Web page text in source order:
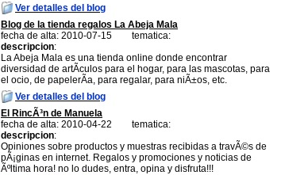
Ver detalles del blog
Blog de la tienda regalos La Abeja Mala
fecha de alta: 2010-07-15
tematica:
descripcion:
La Abeja Mala es una tienda online donde encontrar
diversidad de artÃ­culos para el hogar, para las mascotas, para
el ocio, de papelerÃ­a, para regalar, para niÃ±os, etc.
Ver detalles del blog
El RincÃ³n de Manuela
fecha de alta: 2010-04-22
tematica:
descripcion:
Opiniones sobre productos y muestras recibidas a travÃ©s de
pÃ¡ginas en internet. Regalos y promociones y noticias de
Ãºltima hora! no lo dudes, entra, opina y disfruta!!!